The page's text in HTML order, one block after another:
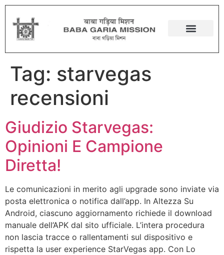
Tag: starvegas
recensioni
Giudizio Starvegas:
Opinioni E Campione
Diretta!
Le comunicazioni in merito agli upgrade sono inviate via
posta elettronica o notifica dall’app. In Altezza Su
Android, ciascuno aggiornamento richiede il download
manuale dell’APK dal sito ufficiale. L’intera procedura
non lascia tracce o rallentamenti sul dispositivo e
rispetta la user experience StarVegas app. Con Lo